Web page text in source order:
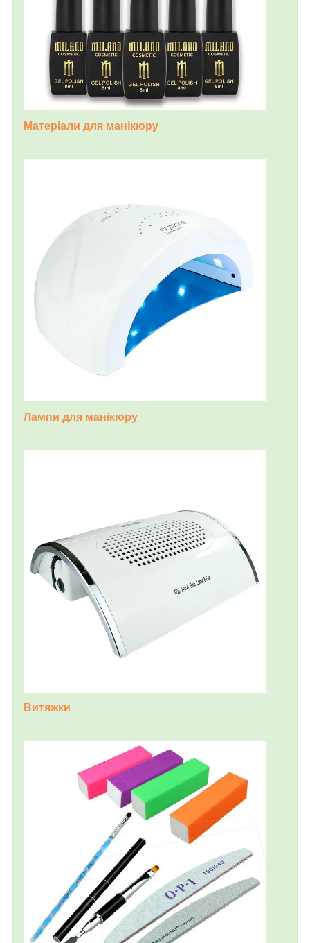
Матеріали для манікюру
Лампи для манікюру
Витяжки